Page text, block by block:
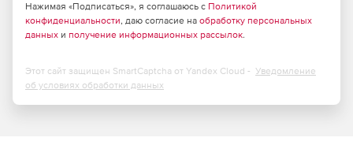
Нажимая «Подписаться», я соглашаюсь с Политикой
конфиденциальности, даю согласие на обработку персональных
данных и получение информационных рассылок.
Этот сайт защищен SmartCaptcha от Yandex Cloud - Уведомление
об условиях обработки данных